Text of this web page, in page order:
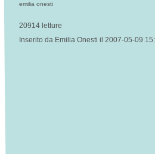
emilia onesti
20914 letture
Inserito da Emilia Onesti il 2007-05-09